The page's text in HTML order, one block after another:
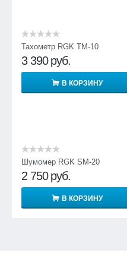
Тахометр RGK TM-10
3 390 руб.
В КОРЗИНУ
Шумомер RGK SM-20
2 750 руб.
В КОРЗИНУ